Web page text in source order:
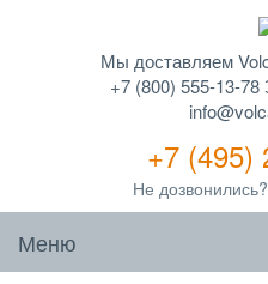
Мы доставляем
+7 (800) 555-13-
+7 (495)
Не дозвонились?
Меню